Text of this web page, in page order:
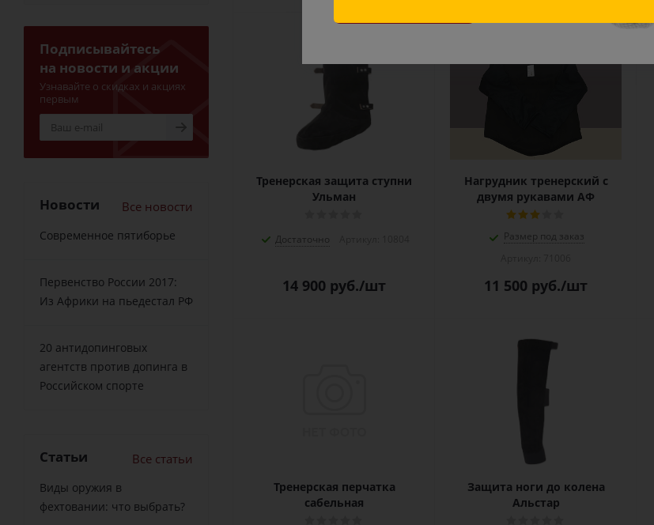
Тренерская защита ступни
Ульман
Достаточно
14 900 руб./шт
Нагрудник тренерский с
двумя рукавами АФ
Размер под заказ
11 500 руб./шт
Тренерская перчатка
сабельная
Защита ноги до колена
Альстар
Подписывайтесь
на новости и акции
Узнавайте о скидках и акциях
первым
Новости Все новости
Современное пятиборье
Первенство России 2017:
Из Африки на пьедестал РФ
20 антидопинговых
агентств против допинга в
Российском спорте
Статьи Все статьи
Виды оружия в
фехтовании: что выбрать?